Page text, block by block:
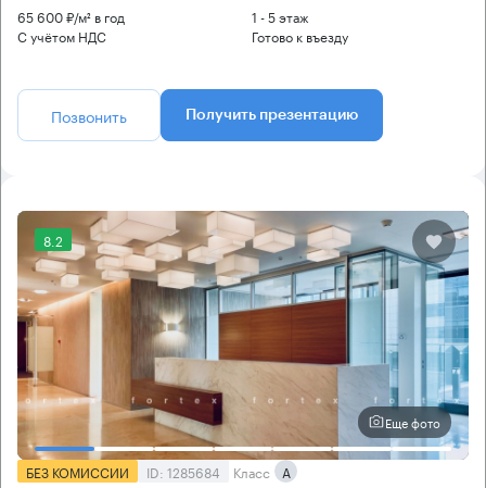
65 600 ₽/м² в год
С учётом НДС
1 - 5 этаж
Готово к въезду
Позвонить Получить презентацию
8.2
Еще фото
БЕЗ КОМИССИИ ID: 1285684 Класс А